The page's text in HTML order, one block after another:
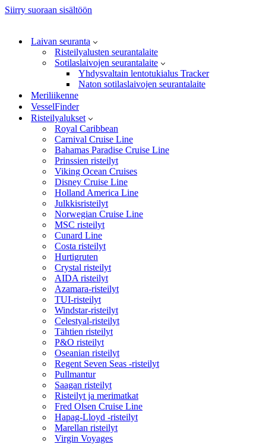
Siirry suoraan sisältöön
Laivan seuranta
Risteilyalusten seurantalaite
Sotilaslaivojen seurantalaite
Yhdysvaltain lentotukialus Tracker
Naton sotilaslaivojen seurantalaite
Meriliikenne
VesselFinder
Risteilyalukset
Royal Caribbean
Carnival Cruise Line
Bahamas Paradise Cruise Line
Prinssien risteilyt
Viking Ocean Cruises
Disney Cruise Line
Holland America Line
Julkkisristeilyt
Norwegian Cruise Line
MSC risteilyt
Cunard Line
Costa risteilyt
Hurtigruten
Crystal risteilyt
AIDA risteilyt
Azamara-risteilyt
TUI-risteilyt
Windstar-risteilyt
Celestyal-risteilyt
Tähtien risteilyt
P&O risteilyt
Oseanian risteilyt
Regent Seven Seas -risteilyt
Pullmantur
Saagan risteilyt
Risteilyt ja merimatkat
Fred Olsen Cruise Line
Hapag-Lloyd -risteilyt
Marellan risteilyt
Virgin Voyages